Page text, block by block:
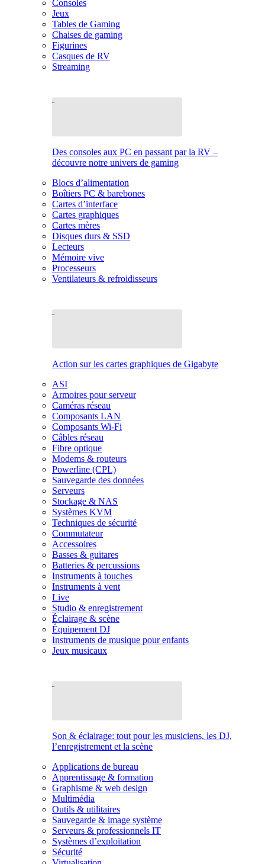
Consoles
Jeux
Tables de Gaming
Chaises de gaming
Figurines
Casques de RV
Streaming
Des consoles aux PC en passant par la RV –
découvre notre univers de gaming
Blocs d’alimentation
Boîtiers PC & barebones
Cartes d’interface
Cartes graphiques
Cartes mères
Disques durs & SSD
Lecteurs
Mémoire vive
Processeurs
Ventilateurs & refroidisseurs
Action sur les cartes graphiques de Gigabyte
ASI
Armoires pour serveur
Caméras réseau
Composants LAN
Composants Wi-Fi
Câbles réseau
Fibre optique
Modems & routeurs
Powerline (CPL)
Sauvegarde des données
Serveurs
Stockage & NAS
Systèmes KVM
Techniques de sécurité
Commutateur
Accessoires
Basses & guitares
Batteries & percussions
Instruments à touches
Instruments à vent
Live
Studio & enregistrement
Éclairage & scène
Équipement DJ
Instruments de musique pour enfants
Jeux musicaux
Son & éclairage: tout pour les musiciens, les DJ,
l’enregistrement et la scène
Applications de bureau
Apprentissage & formation
Graphisme & web design
Multimédia
Outils & utilitaires
Sauvegarde & image système
Serveurs & professionnels IT
Systèmes d’exploitation
Sécurité